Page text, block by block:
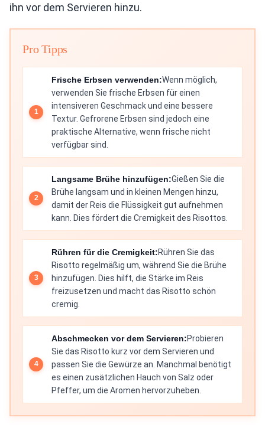
ihn vor dem Servieren hinzu.
Pro Tipps
Frische Erbsen verwenden:Wenn möglich,
verwenden Sie frische Erbsen für einen
intensiveren Geschmack und eine bessere
Textur. Gefrorene Erbsen sind jedoch eine
praktische Alternative, wenn frische nicht
verfügbar sind.
Langsame Brühe hinzufügen:Gießen Sie die
Brühe langsam und in kleinen Mengen hinzu,
damit der Reis die Flüssigkeit gut aufnehmen
kann. Dies fördert die Cremigkeit des Risottos.
Rühren für die Cremigkeit:Rühren Sie das
Risotto regelmäßig um, während Sie die Brühe
hinzufügen. Dies hilft, die Stärke im Reis
freizusetzen und macht das Risotto schön
cremig.
Abschmecken vor dem Servieren:Probieren
Sie das Risotto kurz vor dem Servieren und
passen Sie die Gewürze an. Manchmal benötigt
es einen zusätzlichen Hauch von Salz oder
Pfeffer, um die Aromen hervorzuheben.